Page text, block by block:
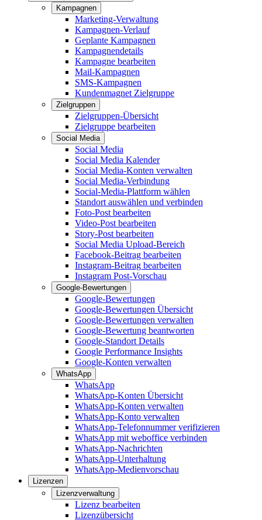
Kampagnen
Marketing-Verwaltung
Kampagnen-Verlauf
Geplante Kampagnen
Kampagnendetails
Kampagne bearbeiten
Mail-Kampagnen
SMS-Kampagnen
Kundenmagnet Zielgruppe
Zielgruppen
Zielgruppen-Übersicht
Zielgruppe bearbeiten
Social Media
Social Media
Social Media Kalender
Social Media-Konten verwalten
Social Media-Verbindung
Social-Media-Plattform wählen
Standort auswählen und verbinden
Foto-Post bearbeiten
Video-Post bearbeiten
Story-Post bearbeiten
Social Media Upload-Bereich
Facebook-Beitrag bearbeiten
Instagram-Beitrag bearbeiten
Instagram Post-Vorschau
Google-Bewertungen
Google-Bewertungen
Google-Bewertungen Übersicht
Google-Bewertungen verwalten
Google-Bewertung beantworten
Google-Standort Details
Google Performance Insights
Google-Konten verwalten
WhatsApp
WhatsApp
WhatsApp-Konten Übersicht
WhatsApp-Konten verwalten
WhatsApp-Konto verwalten
WhatsApp-Telefonnummer verifizieren
WhatsApp mit weboffice verbinden
WhatsApp-Nachrichten
WhatsApp-Unterhaltung
WhatsApp-Medienvorschau
Lizenzen
Lizenzverwaltung
Lizenz bearbeiten
Lizenzübersicht